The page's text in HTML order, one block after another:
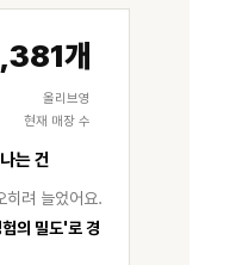
개
올리브영
현재 매장 수
는 건
히려 늘었어요.
의 밀도'로 경